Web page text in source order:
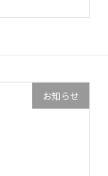
お知らせ